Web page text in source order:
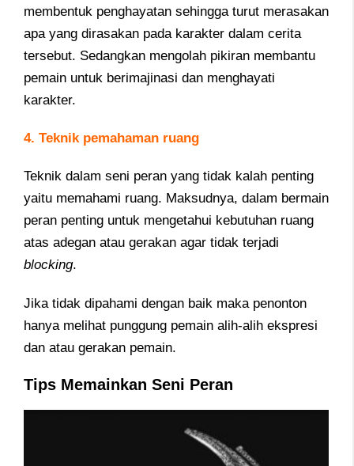
membentuk penghayatan sehingga turut merasakan
apa yang dirasakan pada karakter dalam cerita
tersebut. Sedangkan mengolah pikiran membantu
pemain untuk berimajinasi dan menghayati
karakter.
4. Teknik pemahaman ruang
Teknik dalam seni peran yang tidak kalah penting
yaitu memahami ruang. Maksudnya, dalam bermain
peran penting untuk mengetahui kebutuhan ruang
atas adegan atau gerakan agar tidak terjadi
blocking.
Jika tidak dipahami dengan baik maka penonton
hanya melihat punggung pemain alih-alih ekspresi
dan atau gerakan pemain.
Tips Memainkan Seni Peran